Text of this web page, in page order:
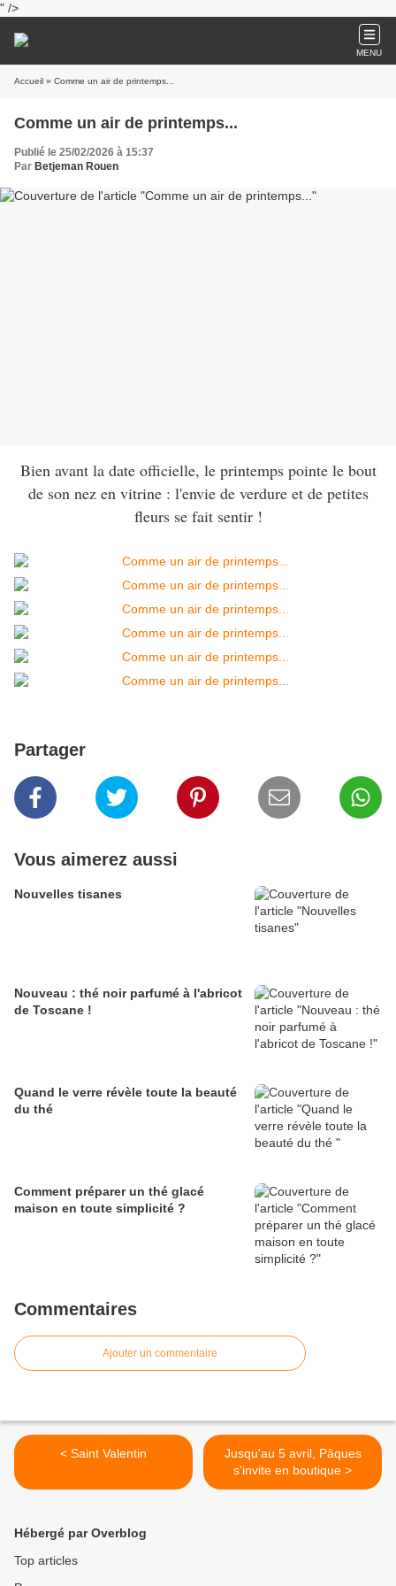
" />
MENU
Accueil » Comme un air de printemps...
Comme un air de printemps...
Publié le 25/02/2026 à 15:37
Par Betjeman Rouen
Bien avant la date officielle, le printemps pointe le bout
de son nez en vitrine : l'envie de verdure et de petites
fleurs se fait sentir !
Partager
Vous aimerez aussi
Nouvelles tisanes
Nouveau : thé noir parfumé à l'abricot
de Toscane !
Quand le verre révèle toute la beauté
du thé
Comment préparer un thé glacé
maison en toute simplicité ?
Commentaires
Ajouter un commentaire
< Saint Valentin
Jusqu'au 5 avril, Pâques
s'invite en boutique >
Hébergé par Overblog
Top articles